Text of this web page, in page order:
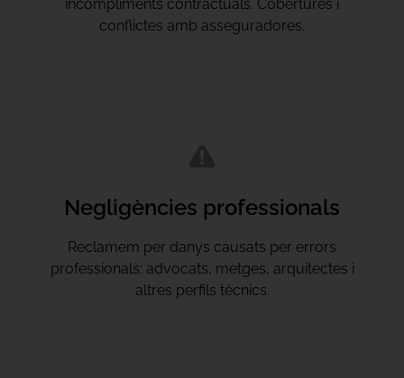
incompliments contractuals. Cobertures i
conflictes amb asseguradores.
Negligències professionals
Reclamem per danys causats per errors
professionals: advocats, metges, arquitectes i
altres perfils tècnics.